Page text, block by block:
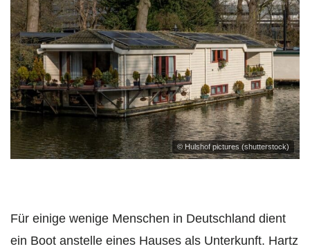
© Hulshof pictures (shutterstock)
Für einige wenige Menschen in Deutschland dient
ein Boot anstelle eines Hauses als Unterkunft. Hartz